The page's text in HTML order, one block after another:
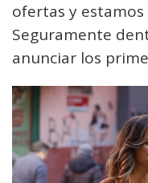
ofertas y
Seguramente
anunciar los